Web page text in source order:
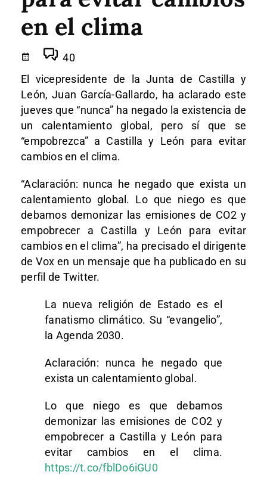
en el clima
40
El vicepresidente de la Junta de Castilla y
León, Juan García-Gallardo, ha aclarado este
jueves que “nunca” ha negado la existencia de
un calentamiento global, pero sí que se
“empobrezca” a Castilla y León para evitar
cambios en el clima.
“Aclaración: nunca he negado que exista un
calentamiento global. Lo que niego es que
debamos demonizar las emisiones de CO2 y
empobrecer a Castilla y León para evitar
cambios en el clima”, ha precisado el dirigente
de Vox en un mensaje que ha publicado en su
perfil de Twitter.
La nueva religión de Estado es el
fanatismo climático. Su “evangelio”,
la Agenda 2030.
Aclaración: nunca he negado que
exista un calentamiento global.
Lo que niego es que debamos
demonizar las emisiones de CO2 y
empobrecer a Castilla y León para
evitar cambios en el clima.
https://t.co/fblDo6iGU0